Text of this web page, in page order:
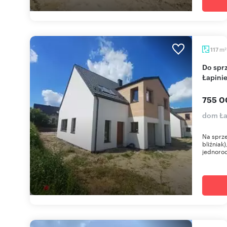
117 m2
Do sprzedania nowoczesny bliźniak 117 m² w
755
dom
Na